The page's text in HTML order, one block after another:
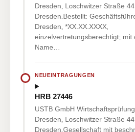
Dresden, Loschwitzer Straße
Dresden.Bestellt:
Dresden, *XX.XX.XXXX,
einzelvertretungsberechtigt; mit
Name…
NEUEINTRAGUNGEN
HRB 27446
USTB GmbH
Dresden, Loschwitzer Straße
Dresden.Gesellschaft mit